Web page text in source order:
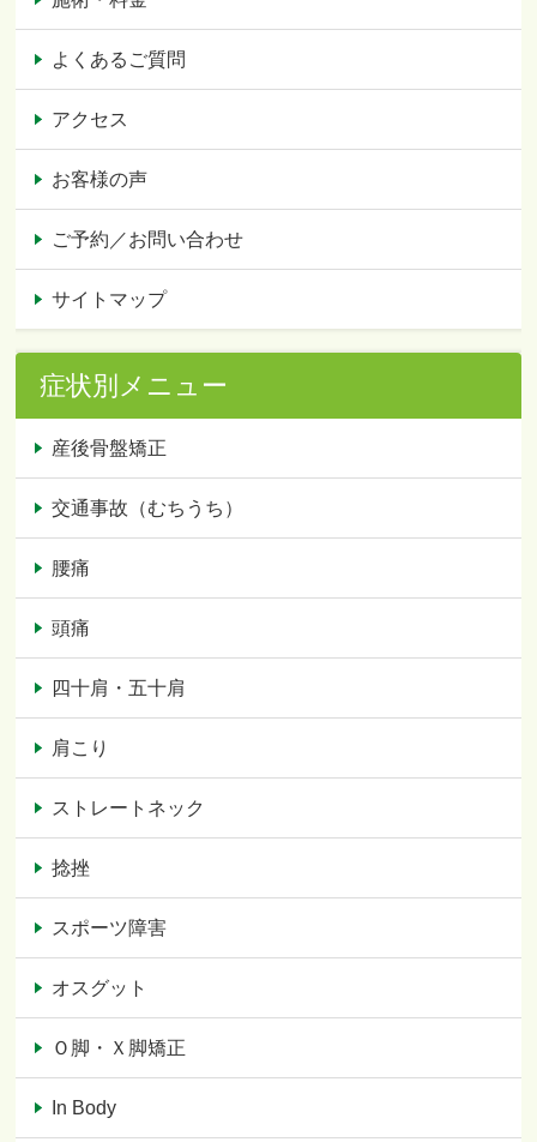
よくあるご質問
アクセス
お客様の声
ご予約／お問い合わせ
サイトマップ
症状別メニュー
産後骨盤矯正
交通事故（むちうち）
腰痛
頭痛
四十肩・五十肩
肩こり
ストレートネック
捻挫
スポーツ障害
オスグット
Ｏ脚・Ｘ脚矯正
In Body